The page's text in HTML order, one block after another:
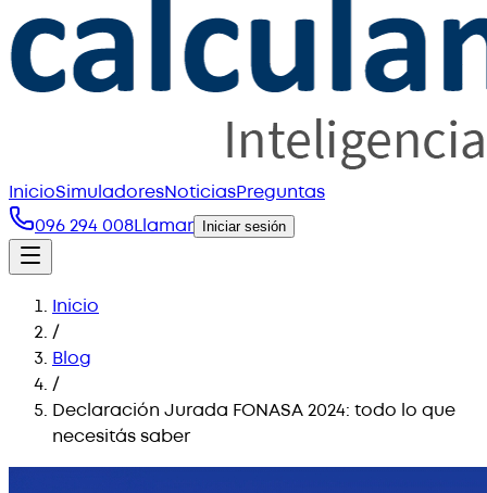
InicioSimuladoresNoticiasPreguntas
096 294 008Llamar Iniciar sesión
Inicio
/
Blog
/
Declaración Jurada FONASA 2024: todo lo que
necesitás saber